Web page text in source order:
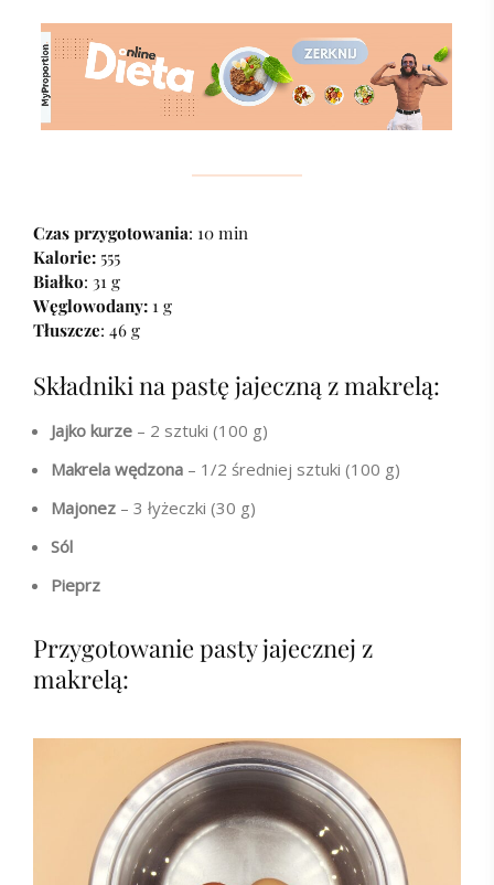
Czas przygotowania: 10 min
Kalorie: 555
Białko: 31 g
Węglowodany: 1 g
Tłuszcze: 46 g
Składniki na pastę jajeczną z makrelą:
Jajko kurze – 2 sztuki (100 g)
Makrela wędzona – 1/2 średniej sztuki (100 g)
Majonez – 3 łyżeczki (30 g)
Sól
Pieprz
Przygotowanie pasty jajecznej z
makrelą: